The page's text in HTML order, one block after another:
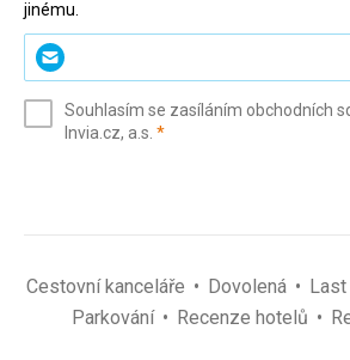
jinému.
Zadejte
svůj
(povinné)
Souhlasím se zasíláním obchodních
Invia.cz, a.s. *(povinné)
Cestovní kanceláře Dovolená Last
Parkování
Recenze hotelů